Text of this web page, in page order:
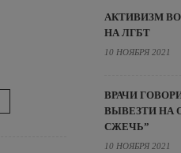
АКТИВИЗМ
НА ЛГБТ
10 НОЯБРЯ 2021
ВРАЧИ
ВЫВЕЗТИ НА
СЖЕЧЬ”
10 НОЯБРЯ 2021